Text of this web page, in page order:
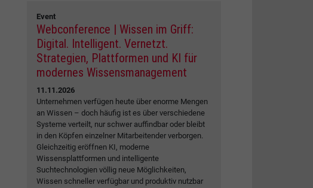
Event
Webconference | Wissen im Griff:
Digital. Intelligent. Vernetzt.
Strategien, Plattformen und KI für
modernes Wissensmanagement
11.11.2026
Unternehmen verfügen heute über enorme Mengen
an Wissen – doch häufig ist es über verschiedene
Systeme verteilt, nur schwer auffindbar oder bleibt
in den Köpfen einzelner Mitarbeitender verborgen.
Gleichzeitig eröffnen KI, moderne
Wissensplattformen und intelligente
Suchtechnologien völlig neue Möglichkeiten,
Wissen schneller verfügbar und produktiv nutzbar